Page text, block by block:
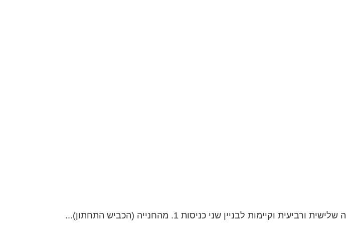
לבניין שני כניסות 1. מהחנייה (הכביש התחתון)...